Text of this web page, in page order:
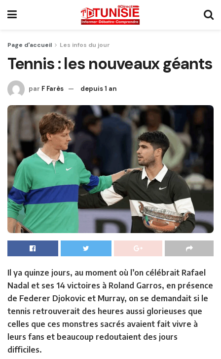
Page d'accueil Les infos du jour
Tennis : les nouveaux géants
par F Farès depuis 1 an
Il ya quinze jours, au moment où l’on célébrait Rafael
Nadal et ses 14 victoires à Roland Garros, en présence
de Federer Djokovic et Murray, on se demandait si le
tennis retrouverait des heures aussi glorieuses que
celles que ces monstres sacrés avaient fait vivre à
leurs fans et beaucoup redoutaient des jours
difficiles.